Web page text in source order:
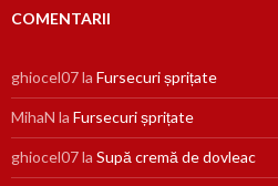
COMENTARII
ghiocel07la Fursecuri șprițate
MihaN la Fursecuri șprițate
ghiocel07la Supă cremă de dovleac